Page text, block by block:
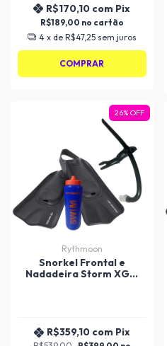
R$189,00
R$170,10 com Pix
4 x de R$47,25 sem juros
COMPRAR
26% OFF
Rythmoon
Snorkel Frontal e
Nadadeira Storm XGG
R$359,10 com Pix